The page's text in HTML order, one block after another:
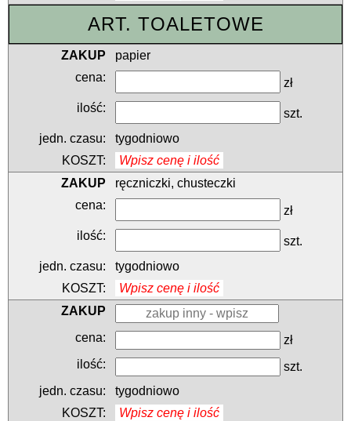
ART. TOALETOWE
papier
zł
szt.
tygodniowo
Wpisz cenę i ilość
ręczniczki, chusteczki
zł
szt.
tygodniowo
Wpisz cenę i ilość
zł
szt.
tygodniowo
Wpisz cenę i ilość